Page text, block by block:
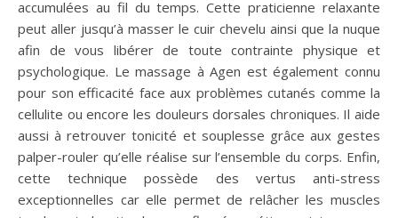
accumulées au fil du temps. Cette praticienne relaxante
peut aller jusqu’à masser le cuir chevelu ainsi que la nuque
afin de vous libérer de toute contrainte physique et
psychologique. Le massage à Agen est également connu
pour son efficacité face aux problèmes cutanés comme la
cellulite ou encore les douleurs dorsales chroniques. Il aide
aussi à retrouver tonicité et souplesse grâce aux gestes
palper-rouler qu’elle réalise sur l’ensemble du corps. Enfin,
cette technique possède des vertus anti-stress
exceptionnelles car elle permet de relâcher les muscles